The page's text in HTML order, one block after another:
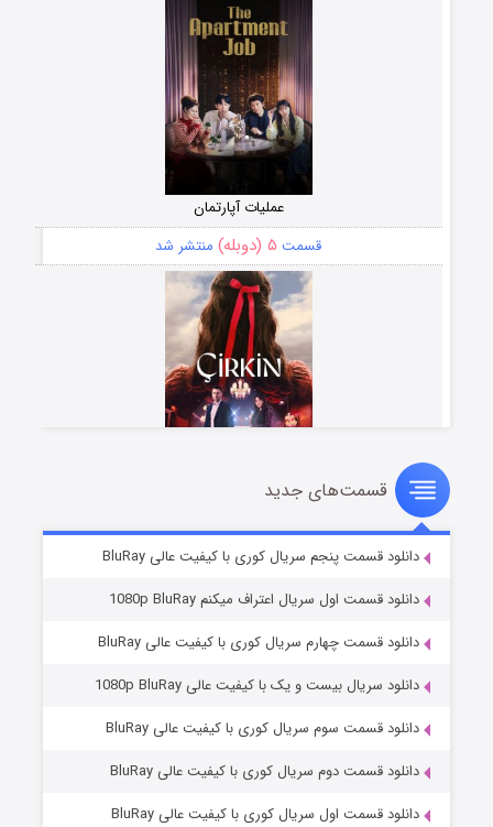
عملیات آپارتمان
قسمت ۵ (دوبله) منتشر شد
سریال زشت
قسمت۲ (زیرنویس) منتشر شد
مردگان متحرک: شهر مرده ۳
قسمت۲ (زیرنویس) منتشر شد
قسمت‌های جدید
دانلود قسمت پنجم سریال کوری با کیفیت عالی BluRay
دانلود قسمت اول سریال اعتراف میکنم 1080p BluRay
دانلود قسمت چهارم سریال کوری با کیفیت عالی BluRay
دانلود سریال بیست و یک با کیفیت عالی 1080p BluRay
دانلود قسمت سوم سریال کوری با کیفیت عالی BluRay
دانلود قسمت دوم سریال کوری با کیفیت عالی BluRay
دانلود قسمت اول سریال کوری با کیفیت عالی BluRay